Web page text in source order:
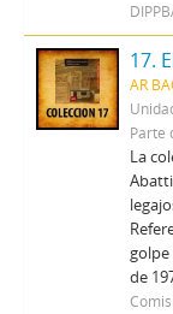
AR
Parte
La
de